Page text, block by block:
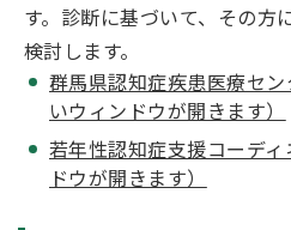
す。診断に基づいて、その方
検討します。
群馬県認知症疾患医療セ
いウィンドウが開きます）
若年性認知症支援コーデ
ドウが開きます）